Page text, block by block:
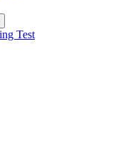
Test